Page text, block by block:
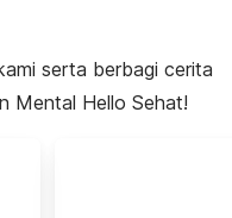
serta berbagi cerita
Mental Hello Sehat!